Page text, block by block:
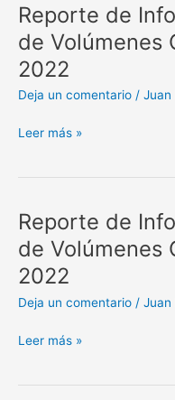
Reporte de
de Volúmenes
2022
Deja un comentario / Juan
Reporte
de
Información
en
Materia
Volúmenes
Leer más »
Reporte de
de Volúmenes
2022
Deja un comentario / Juan
Reporte
de
Información
en
Materia
Volúmenes
Leer más »